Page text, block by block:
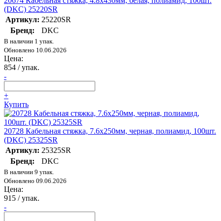
(DKC) 25220SR
Артикул: 25220SR
Бренд:
DKC
В наличии 1 упак.
Обновлено 10.06.2026
Цена:
854 / упак.
-
+
Купить
20728 Кабельная стяжка, 7.6х250мм, черная, полиамид, 100шт.
(DKC) 25325SR
Артикул: 25325SR
Бренд:
DKC
В наличии 9 упак.
Обновлено 09.06.2026
Цена:
915 / упак.
-